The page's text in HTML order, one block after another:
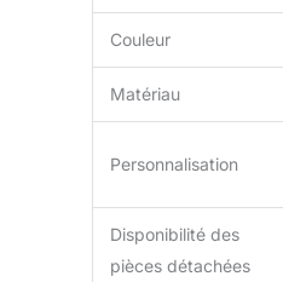
Couleur
Matériau
Personnalisation
Disponibilité des
pièces détachées